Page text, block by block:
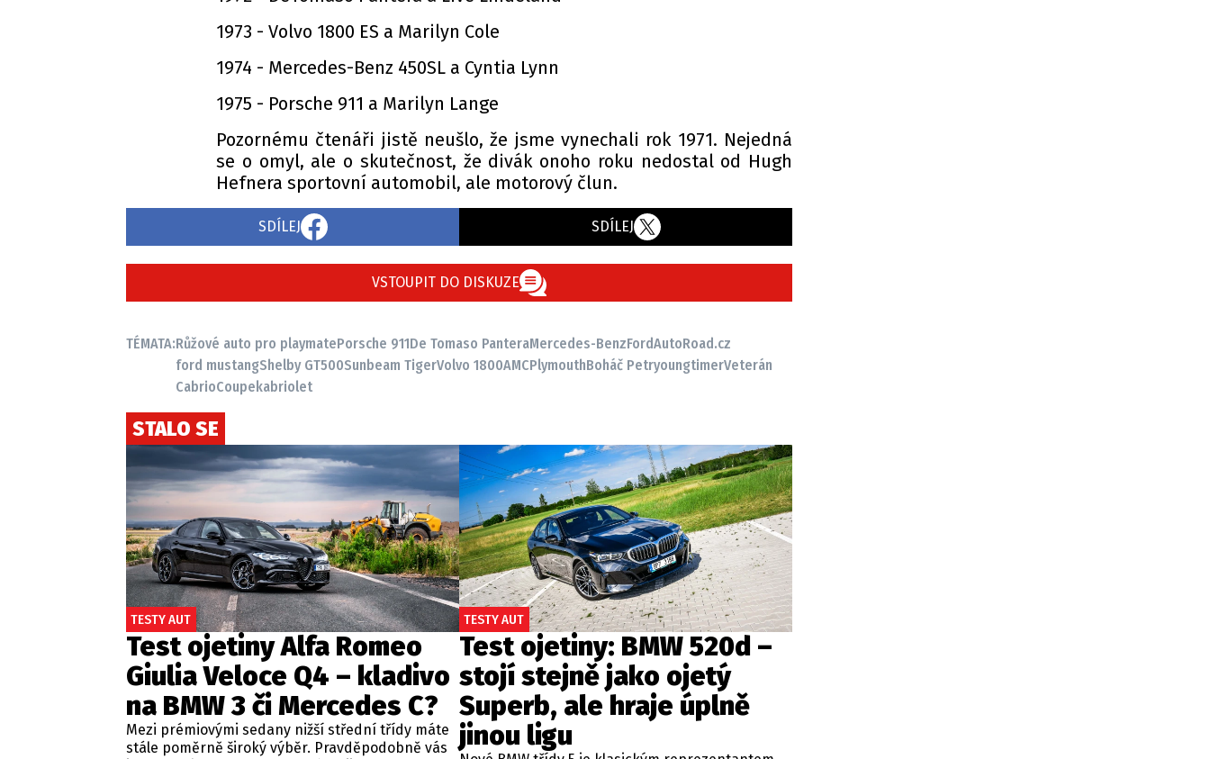
1973 - Volvo 1800 ES a Marilyn Cole
1974 - Mercedes-Benz 450SL a Cyntia Lynn
1975 - Porsche 911 a Marilyn Lange
Pozornému čtenáři jistě neušlo, že jsme vynechali rok 1971. Nejedná
se o omyl, ale o skutečnost, že divák onoho roku nedostal od Hugh
Hefnera sportovní automobil, ale motorový člun.
SDÍLEJ SDÍLEJ
VSTOUPIT DO DISKUZE
TÉMATA:Růžové auto pro playmatePorsche 911De Tomaso PanteraMercedes-BenzFordAutoRoad.cz
ford mustangShelby GT500Sunbeam TigerVolvo 1800AMCPlymouthBoháč PetryoungtimerVeterán
CabrioCoupe kabriolet
STALO SE
TESTY AUT
Test ojetiny Alfa Romeo
Giulia Veloce Q4 – kladivo
na BMW 3 či Mercedes C?
Mezi prémiovými sedany nižší střední třídy máte
stále poměrně široký výběr. Pravděpodobně vás
TESTY AUT
Test ojetiny: BMW 520d –
stojí stejně jako ojetý
Superb, ale hraje úplně
jinou ligu